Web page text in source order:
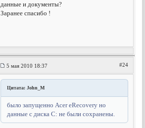
данные и документы?
Заранее спасибо !
5 мая 2010 18:37 #24
Цитата: John_M
было запущенно Acer eRecovery но
данные с диска С: не были сохранены.